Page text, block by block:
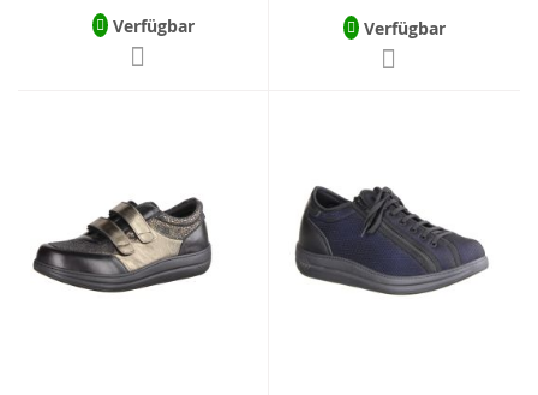
Verfügbar Verfügbar